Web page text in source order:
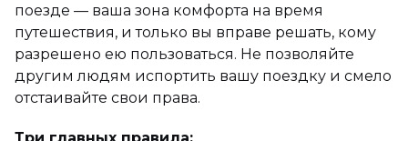
поезде — ваша зона комфорта на время
путешествия, и только вы вправе решать, кому
разрешено ею пользоваться. Не позволяйте
другим людям испортить вашу поездку и смело
отстаивайте свои права.
Три главных правила: